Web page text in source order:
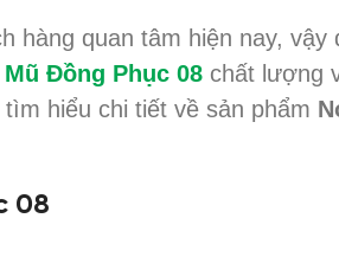
hàng quan tâm hiện nay,
Mũ Đồng Phục 08 chất lượng
hiểu chi tiết về sản phẩm
08